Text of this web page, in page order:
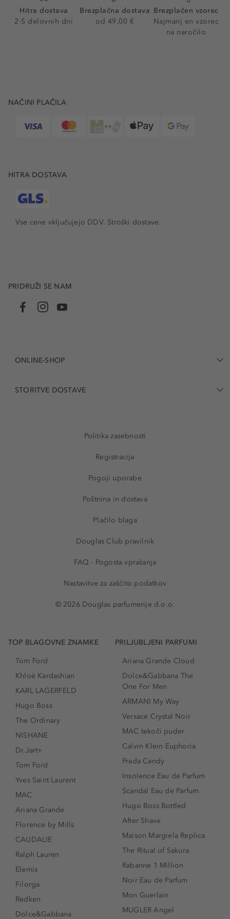
Hitra dostava
2-5 delovnih dni
Brezplačna dostava
od 49,00 €
Brezplačen vzorec
Najmanj en vzorec
na naročilo
NAČINI PLAČILA
HITRA DOSTAVA
Vse cene vključujejo DDV. Stroški dostave.
PRIDRUŽI SE NAM
ONLINE-SHOP
STORITVE DOSTAVE
Politika zasebnosti
Registracija
Pogoji uporabe
Poštnina in dostava
Plačilo blaga
Douglas Club pravilnik
FAQ - Pogosta vprašanja
Nastavitve za zaščito podatkov
© 2026 Douglas parfumerije d.o.o.
TOP BLAGOVNE ZNAMKE
Tom Ford
Khloé Kardashian
KARL LAGERFELD
Hugo Boss
The Ordinary
NISHANE
Dr.Jart+
Tom Ford
Yves Saint Laurent
MAC
Ariana Grande
Florence by Mills
CAUDALIE
Ralph Lauren
Elemis
Filorga
Redken
Dolce&Gabbana
PRILJUBLJENI PARFUMI
Ariana Grande Cloud
Dolce&Gabbana The
One For Men
ARMANI My Way
Versace Crystal Noir
MAC tekoči puder
Calvin Klein Euphoria
Prada Candy
Insolence Eau de Parfum
Scandal Eau de Parfum
Hugo Boss Bottled
After Shave
Maison Margiela Replica
The Ritual of Sakura
Rabanne 1 Million
Noir Eau de Parfum
Mon Guerlain
MUGLER Angel